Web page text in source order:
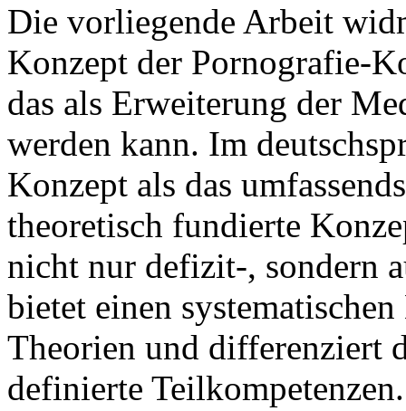
Die vorliegende Arbeit
Konzept der Pornografie-
das als Erweiterung der
werden kann. Im
Konzept als das
theoretisch fundierte
nicht nur defizit-, sondern
bietet einen
Theorien und differenziert
definierte